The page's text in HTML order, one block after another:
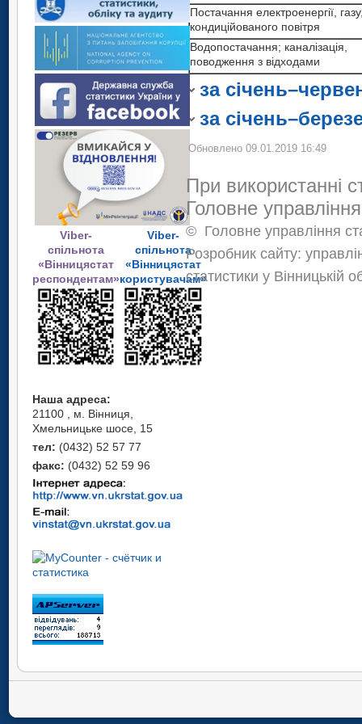
Viber-
спільнота
«Вінницястат
респондентам»
Viber-
спільнота
«Вінницястат
користувачам»
Наша адреса:
21100 , м. Вінниця,
Хмельницьке шосе, 15
тел: (0432) 52 57 77
факс: (0432) 52 59 96
Постачання електроенергії,
кондиційованого повітря
Водопостачання; каналізація,
поводження з відходами
за
поводження з відходами
1Дані не
вимог Закону
конфіденційності
за
Водопостачання; каналізація,
поводження з відходами
1Дані не
вимог Закону
конфіденційності
Обновлено 09.01.2019 16:49
При використанні
Головне
© Головне управління
Розробник сайту:
статистики у Вінницькій